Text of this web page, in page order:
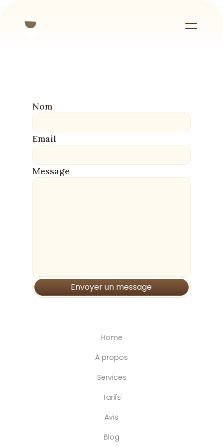
Nom
Email
Message
Envoyer un message
Home
À propos
Services
Tarifs
Avis
Blog